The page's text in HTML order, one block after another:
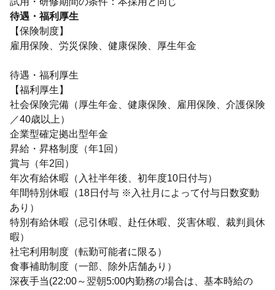
待遇・福利厚生
【保険制度】
雇用保険、労災保険、健康保険、厚生年金
待遇・福利厚生
【福利厚生】
社会保険完備（厚生年金、健康保険、雇用保険、介護保険
／40歳以上）
企業型確定拠出型年金
昇給・昇格制度（年1回）
賞与（年2回）
年次有給休暇（入社半年後、初年度10日付与）
年間特別休暇（18日付与 ※入社月によって付与日数変動
あり）
特別有給休暇（忌引休暇、赴任休暇、災害休暇、裁判員休
暇）
社宅利用制度（転勤可能者に限る）
食事補助制度（一部、除外店舗あり）
深夜手当(22:00～翌朝5:00内勤務の場合は、基本時給の